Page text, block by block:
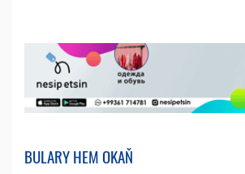
BULARY HEM OKAŇ